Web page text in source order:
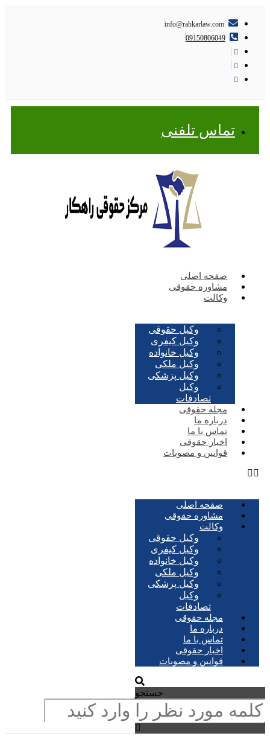
info@rahkarlaw.com
09150806049
تماس تلفنی
صفحه اصلی
مشاوره حقوقی
وکالت
وکیل حقوقی
وکیل کیفری
وکیل خانواده
وکیل ملکی
وکیل پزشکی
وکیل
تصادفات
مجله حقوقی
درباره ما
تماس با ما
اخبار حقوقی
قوانین و مصوبات
صفحه اصلی
مشاوره حقوقی
وکالت
وکیل حقوقی
وکیل کیفری
وکیل خانواده
وکیل ملکی
وکیل پزشکی
وکیل
تصادفات
مجله حقوقی
درباره ما
تماس با ما
اخبار حقوقی
قوانین و مصوبات
جستجو